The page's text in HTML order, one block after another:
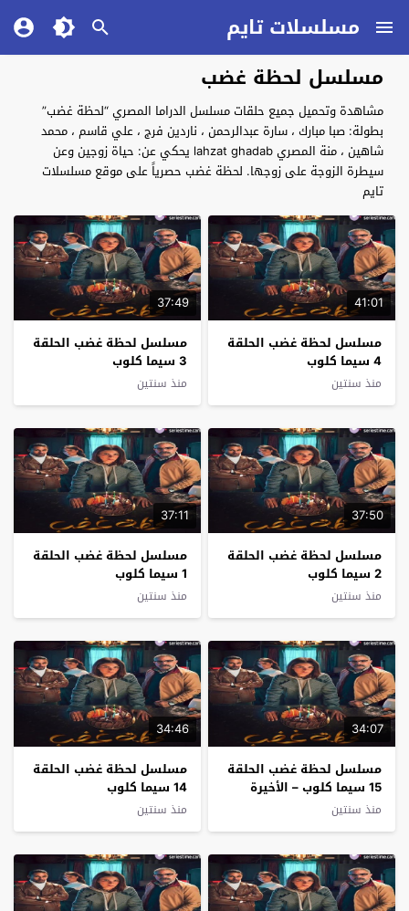
مسلسلات تايم
مسلسل لحظة غضب
مشاهدة وتحميل جميع حلقات مسلسل الدراما المصري “لحظة غضب”
بطولة: صبا مبارك ، سارة عبدالرحمن ، ناردين فرج ، علي قاسم ، محمد
شاهين ، منة المصري lahzat ghadab يحكي عن: حياة زوجين وعن
سيطرة الزوجة على زوجها. لحظة غضب حصرياً على موقع مسلسلات
تايم
41:01
مسلسل لحظة غضب الحلقة
4 سيما كلوب
منذ سنتين
37:49
مسلسل لحظة غضب الحلقة
3 سيما كلوب
منذ سنتين
37:50
مسلسل لحظة غضب الحلقة
2 سيما كلوب
منذ سنتين
37:11
مسلسل لحظة غضب الحلقة
1 سيما كلوب
منذ سنتين
34:07
مسلسل لحظة غضب الحلقة
15 سيما كلوب – الأخيرة
منذ سنتين
34:46
مسلسل لحظة غضب الحلقة
14 سيما كلوب
منذ سنتين